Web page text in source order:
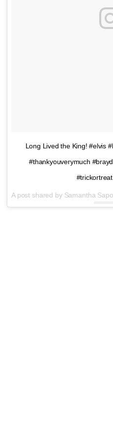
Long Lived the King! #elvis
#thankyouverymuch
A post shared by Samantha